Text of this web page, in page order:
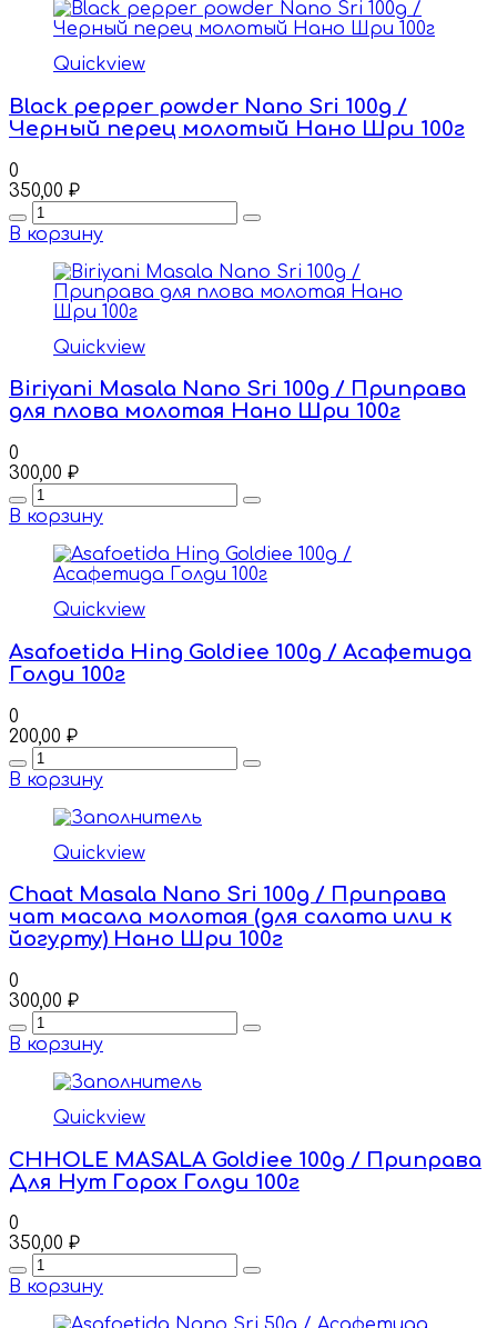
Quickview
Black pepper powder Nano Sri 100g /
Черный перец молотый Нано Шри 100г
0
350,00 ₽
Quantity
В корзину
Quickview
Biriyani Masala Nano Sri 100g / Приправа
для плова молотая Нано Шри 100г
0
300,00 ₽
Quantity
В корзину
Quickview
Asafoetida Hing Goldiee 100g / Асафетида
Голди 100г
0
200,00 ₽
Quantity
В корзину
Quickview
Chaаt Masala Nano Sri 100g / Приправа
чат масала молотая (для салата или к
йогурту) Нано Шри 100г
0
300,00 ₽
Quantity
В корзину
Quickview
CHHOLE MASALA Goldiee 100g / Приправа
Для Нут Горох Голди 100г
0
350,00 ₽
Quantity
В корзину